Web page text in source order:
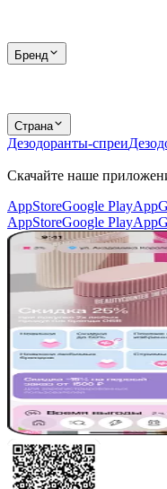
Бренд
Страна
Дезодоранты-спреи
Скачайте наше
AppStoreGoogle Play
AppStoreGoogle Play